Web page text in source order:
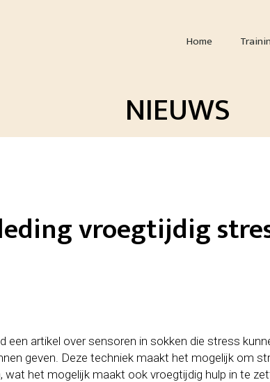
Home
NIEUWS
vroegtijdig
een artikel over sensoren in sokken die stress
geven. Deze techniek maakt het mogelijk om
wat het mogelijk maakt ook vroegtijdig hulp in te